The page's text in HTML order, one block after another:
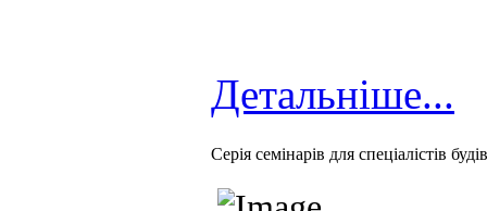
Детальніше...
Cерія семінарів для спеціалістів